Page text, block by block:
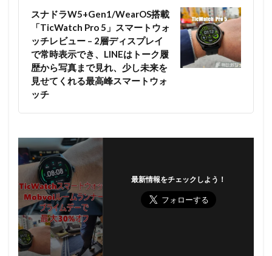
スナドラW5+Gen1/WearOS搭載
「TicWatch Pro 5」スマートウォ
ッチレビュー – 2層ディスプレイ
で常時表示でき、LINEはトーク履
歴から写真まで見れ、少し未来を
見せてくれる最高峰スマートウォ
ッチ
最新情報をチェックしよう！